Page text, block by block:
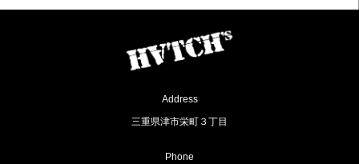
Address
三重県津市栄町３丁目
Phone